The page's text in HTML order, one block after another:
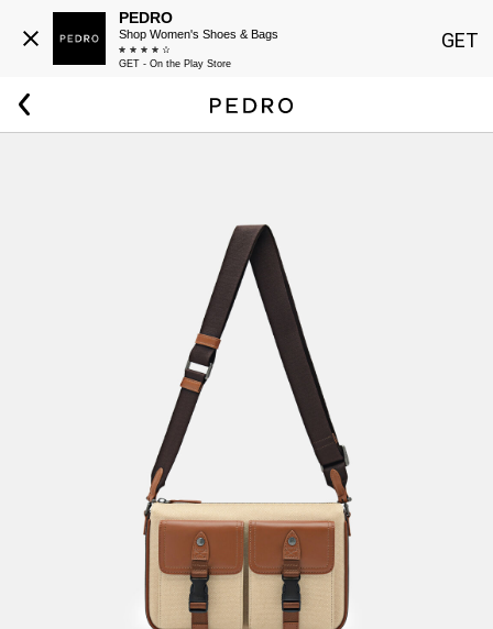
PEDRO
Shop Women's Shoes & Bags
GET - On the Play Store
GET